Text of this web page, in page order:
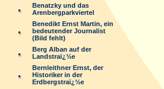
Benatzky und das
Arenbergparkviertel
Benedikt Ernst Martin, ein
bedeutender Journalist
(Bild fehlt)
Berg Alban auf der
Landstraï¿½e
Bernleithner Ernst, der
Historiker in der
Erdbergstraï¿½e